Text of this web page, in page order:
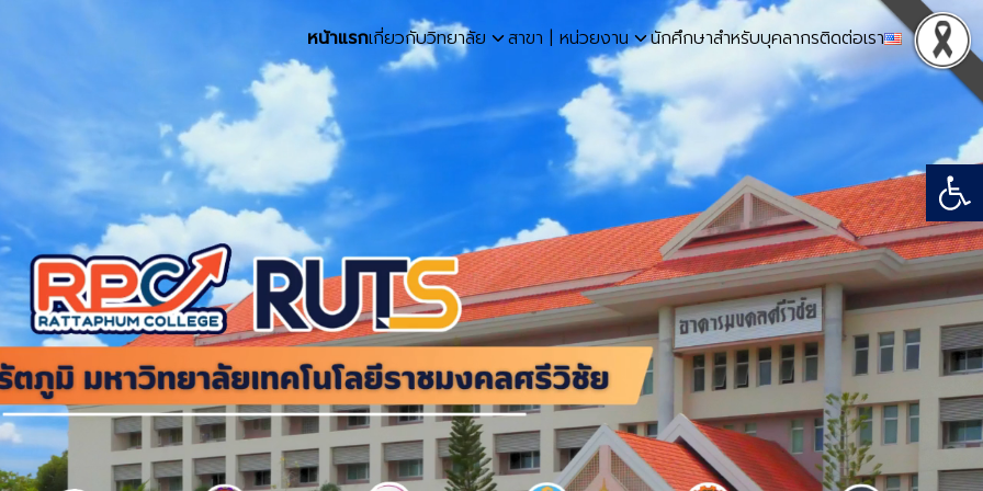
หน้าแรกเกี่ยวกับวิทยาลัย สาขา | หน่วยงาน นักศึกษาสำหรับบุคลากรติดต่อเรา